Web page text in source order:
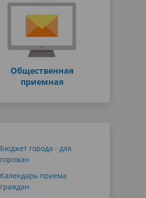
Общественная
приемная
Бюджет города - для
горожан
Календарь приема
граждан